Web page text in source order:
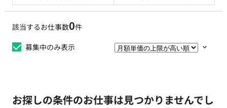
該当するお仕事数0件
募集中のみ表示
お探しの条件のお仕事は見つかりませんでし